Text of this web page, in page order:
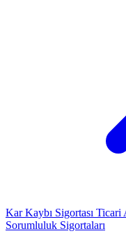
Kar Kaybı Sigortası Ticari
Sorumluluk Sigortaları